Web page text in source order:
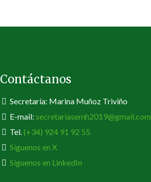
Contáctanos
Secretaría: Marina Muñoz Triviño
E-mail: secretariasemh2019@gmail.com
Tel. (+34) 924 91 92 55
Síguenos en X
Síguenos en LinkedIn